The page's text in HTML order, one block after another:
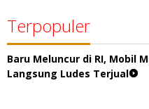
Terpopuler
Baru Meluncur di RI, Mobil
Langsung Ludes Terjual